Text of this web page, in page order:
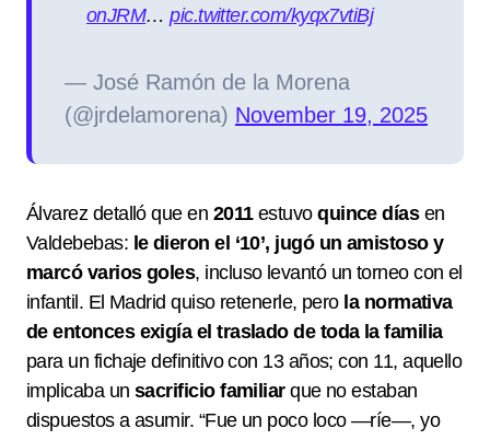
onJRM…pic.twitter.com/kyqx7vtiBj
— José Ramón de la Morena
(@jrdelamorena) November 19, 2025
Álvarez detalló que en 2011estuvoquince díasen
Valdebebas: le dieron el ‘10’, jugó un amistoso y
marcó varios goles, incluso levantó un torneo con el
infantil. El Madrid quiso retenerle, pero la normativa
de entonces exigía el traslado de toda la familia
para un fichaje definitivo con 13 años; con 11, aquello
implicaba un sacrificio familiarque no estaban
dispuestos a asumir. “Fue un poco loco —ríe—, yo